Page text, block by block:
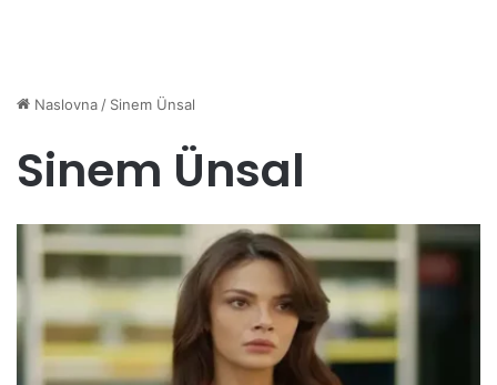
Naslovna / Sinem Ünsal
Sinem Ünsal